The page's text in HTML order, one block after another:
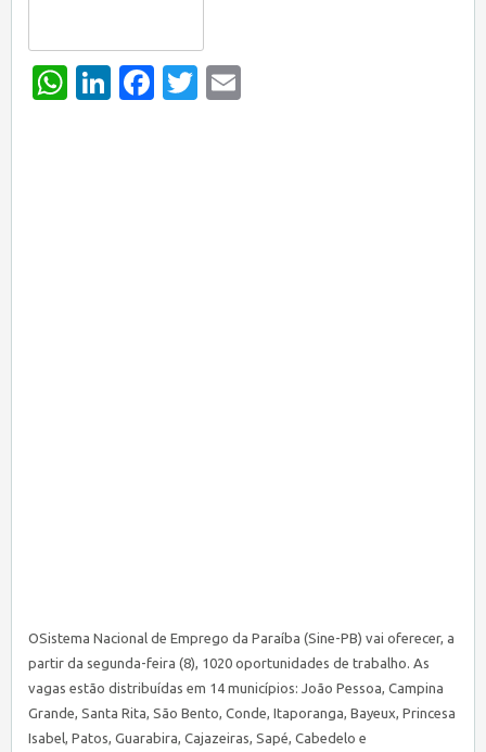
WhatsApp
LinkedIn
Facebook
Twitter
OSistema Nacional de Emprego da Paraíba (Sine-PB) vai oferecer, a
partir da segunda-feira (8), 1020 oportunidades de trabalho. As
vagas estão distribuídas em 14 municípios: João Pessoa, Campina
Grande, Santa Rita, São Bento, Conde, Itaporanga, Bayeux, Princesa
Isabel, Patos, Guarabira, Cajazeiras, Sapé, Cabedelo e